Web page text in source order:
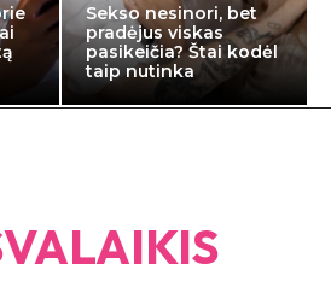
Sekso nesinori, bet
pradėjus viskas
pasikeičia? Štai kodėl
taip nutinka